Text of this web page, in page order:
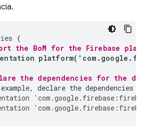
{
the BoM for the Firebase
platform( ' com . google .
the dependencies for the
declare the dependencies for
' com .google. firebase : firebase
' com .google. firebase : firebase